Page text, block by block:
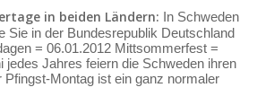
in beiden Ländern: In Schweden
Sie in der Bundesrepublik Deutschland
= 06.01.2012 Mittsommerfest =
jedes Jahres feiern die Schweden ihren
Pfingst-Montag ist ein ganz normaler